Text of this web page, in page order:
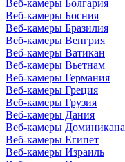
Веб-камеры Болгария
Веб-камеры Босния
Веб-камеры Бразилия
Веб-камеры Венгрия
Веб-камеры Ватикан
Веб-камеры Вьетнам
Веб-камеры Германия
Веб-камеры Греция
Веб-камеры Грузия
Веб-камеры Дания
Веб-камеры Доминикана
Веб-камеры Египет
Веб-камеры Израиль